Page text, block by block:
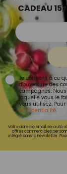
CADEAU 15
Je consens à ce
d'ouverture des
campagnes.
laquelle vous le
vous utilisez.
confidentialité.
Votre adresse email sera
offres commerciales
intégré dans la newsletter.